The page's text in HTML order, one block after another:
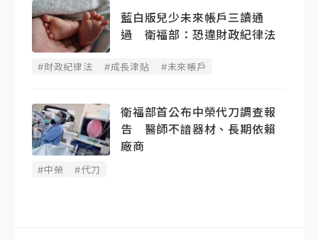
藍白版兒少未來帳戶三讀通
過 衛福部：恐違財政紀律法
#財政紀律法 #成長津貼 #未來帳戶
衛福部首公布中榮代刀調查報
告 醫師不諳器材、長期依賴
廠商
#中榮 #代刀